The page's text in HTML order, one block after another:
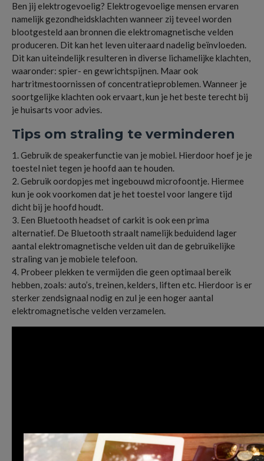
Ben jij elektrogevoelig? Elektrogevoelige mensen ervaren
namelijk gezondheidsklachten wanneer zij teveel worden
blootgesteld aan bronnen die elektromagnetische velden
produceren. Dit kan het leven uiteraard nadelig beïnvloeden.
Dit kan uiteindelijk resulteren in diverse lichamelijke klachten,
waaronder: spier- en gewrichtspijnen. Maar ook
hartritmestoornissen of concentratieproblemen. Wanneer je
soortgelijke klachten ook ervaart, kun je het beste terecht bij
je huisarts voor advies.
Tips om straling te verminderen
1. Gebruik de speakerfunctie van je mobiel. Hierdoor hoef je je
toestel niet tegen je hoofd aan te houden.
2. Gebruik oordopjes met ingebouwd microfoontje. Hiermee
kun je ook voorkomen dat je het toestel voor langere tijd
dicht bij je hoofd houdt.
3. Een Bluetooth headset of carkit is ook een prima
alternatief. De Bluetooth straalt namelijk beduidend lager
aantal elektromagnetische velden uit dan de gebruikelijke
straling van je mobiele telefoon.
4. Probeer plekken te vermijden die geen optimaal bereik
hebben, zoals: auto’s, treinen, kelders, liften etc. Hierdoor is er
sterker zendsignaal nodig en zul je een hoger aantal
elektromagnetische velden verzamelen.